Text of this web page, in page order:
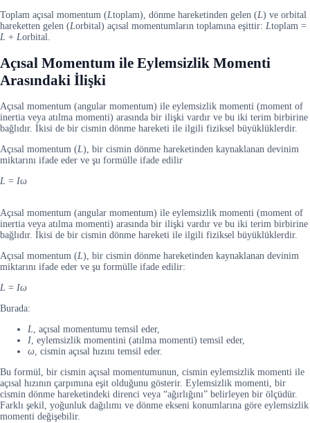
Toplam açısal momentum (Ltoplam​), dönme hareketinden gelen (L) ve orbital
hareketten gelen (Lorbital​) açısal momentumların toplamına eşittir: Ltoplam​ =
L + Lorbital​.
Açısal Momentum ile Eylemsizlik Momenti
Arasındaki İlişki
Açısal momentum (angular momentum) ile eylemsizlik momenti (moment of
inertia veya atılma momenti) arasında bir ilişki vardır ve bu iki terim birbirine
bağlıdır. İkisi de bir cismin dönme hareketi ile ilgili fiziksel büyüklüklerdir.
Açısal momentum (L), bir cismin dönme hareketinden kaynaklanan devinim
miktarını ifade eder ve şu formülle ifade edilir
L = Iω
Açısal momentum (angular momentum) ile eylemsizlik momenti (moment of
inertia veya atılma momenti) arasında bir ilişki vardır ve bu iki terim birbirine
bağlıdır. İkisi de bir cismin dönme hareketi ile ilgili fiziksel büyüklüklerdir.
Açısal momentum (L), bir cismin dönme hareketinden kaynaklanan devinim
miktarını ifade eder ve şu formülle ifade edilir:
L = Iω
Burada:
L, açısal momentumu temsil eder,
I, eylemsizlik momentini (atılma momenti) temsil eder,
ω, cismin açısal hızını temsil eder.
Bu formül, bir cismin açısal momentumunun, cismin eylemsizlik momenti ile
açısal hızının çarpımına eşit olduğunu gösterir. Eylemsizlik momenti, bir
cismin dönme hareketindeki direnci veya “ağırlığını” belirleyen bir ölçüdür.
Farklı şekil, yoğunluk dağılımı ve dönme ekseni konumlarına göre eylemsizlik
momenti değişebilir.